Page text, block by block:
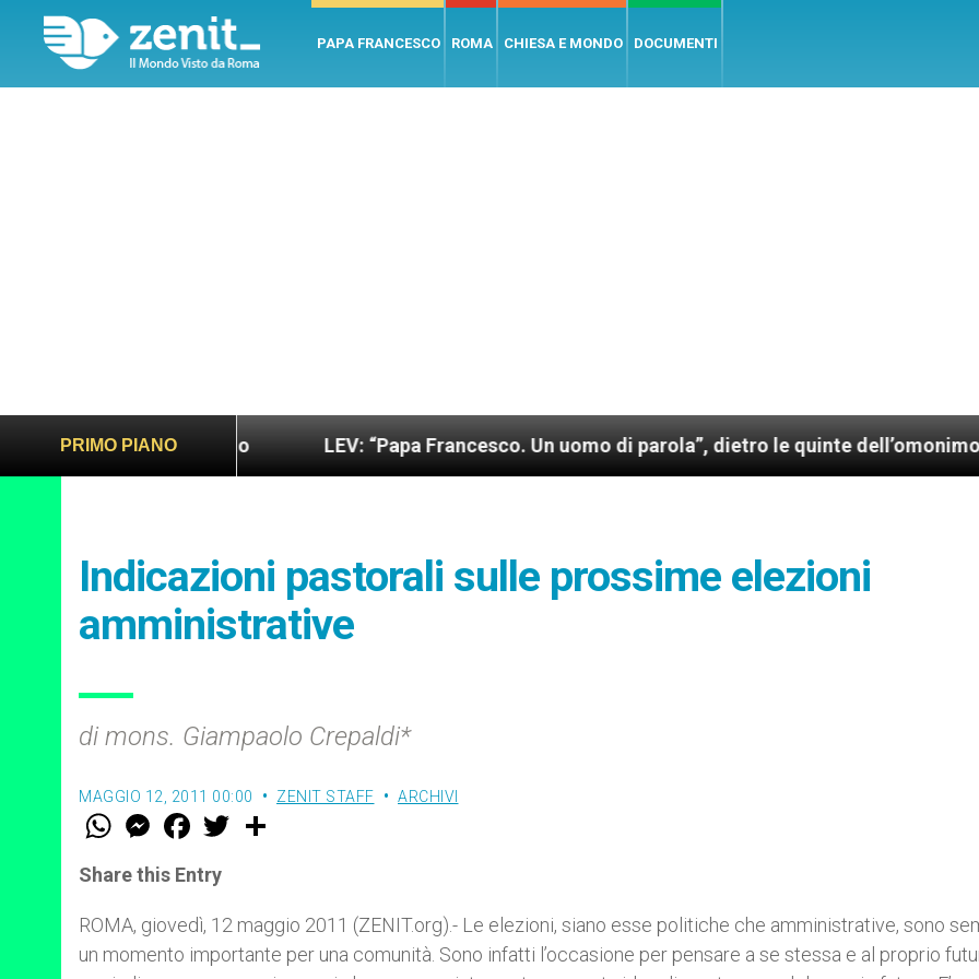
PAPA FRANCESCO ROMA CHIESA E MONDO DOCUMENTI
PRIMO PIANO
sano e giusto LEV: “Papa Francesco. Un uomo di parola”, dietro le quinte dell’omonimo film di Wim
Indicazioni pastorali sulle prossime elezioni
amministrative
di mons. Giampaolo Crepaldi*
MAGGIO 12, 2011 00:00 ZENIT STAFF ARCHIVI
W
t
s
p
p
M
e
s
e
g
e
r
F
a
e
b
o
k
w
r
Share this Entry
ROMA, giovedì, 12 maggio 2011 (ZENIT.org).- Le elezioni, siano esse politiche che amministrative, sono
un momento importante per una comunità. Sono infatti l’occasione per pensare a se stessa e al proprio